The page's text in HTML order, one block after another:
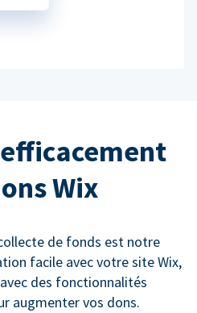
Wix
de fonds est notre
facile avec votre site Wix,
des fonctionnalités
augmenter vos dons.